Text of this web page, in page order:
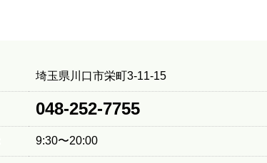
埼玉県川口市栄町3-11-15
048-252-7755
9:30〜20:00